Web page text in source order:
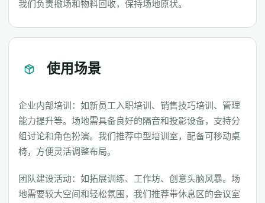
我们负责撤场和物料回收，保持场地原状。
使用场景
企业内部培训：如新员工入职培训、销售技巧培训、管理
能力提升等。场地需具备良好的隔音和投影设备，支持分
组讨论和角色扮演。我们推荐中型培训室，配备可移动桌
椅，方便灵活调整布局。
团队建设活动：如拓展训练、工作坊、创意头脑风暴。场
地需要较大空间和轻松氛围，我们推荐带休息区的会议室